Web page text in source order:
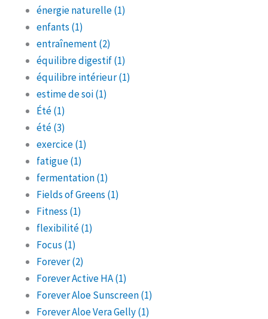
énergie naturelle(1)
enfants (1)
entraînement(2)
équilibre digestif(1)
équilibre intérieur(1)
estime de soi(1)
Été(1)
été(3)
exercice(1)
fatigue(1)
fermentation(1)
Fields of Greens (1)
Fitness (1)
flexibilité(1)
Focus (1)
Forever(2)
Forever Active HA(1)
Forever Aloe Sunscreen(1)
Forever Aloe Vera Gelly(1)